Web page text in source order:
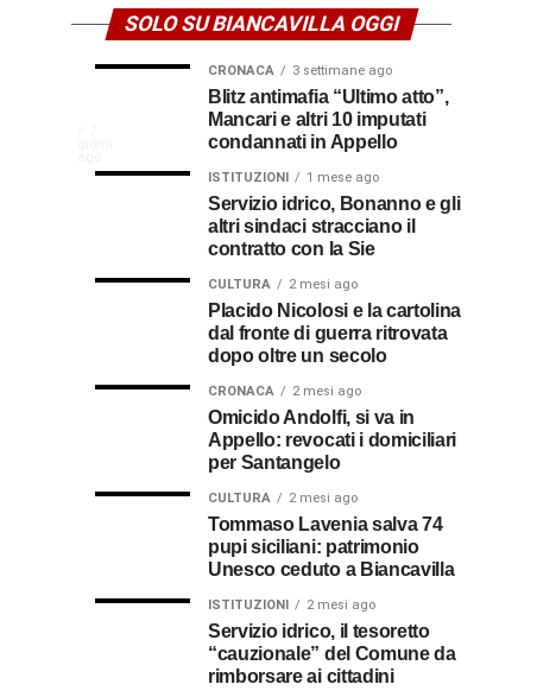
SOLO SU BIANCAVILLA OGGI
Calabria
premio
al
sacerdote
Vincenzo
77
dopo
per
della
CRONACA 3 settimane ago
Blitz antimafia “Ultimo atto”,
Mancari e altri 10 imputati
condannati in Appello
ISTITUZIONI 1 mese ago
Servizio idrico, Bonanno e gli
altri sindaci stracciano il
contratto con la Sie
CULTURA 2 mesi ago
Placido Nicolosi e la cartolina
dal fronte di guerra ritrovata
dopo oltre un secolo
CRONACA 2 mesi ago
Omicido Andolfi, si va in
Appello: revocati i domiciliari
per Santangelo
CULTURA 2 mesi ago
Tommaso Lavenia salva 74
pupi siciliani: patrimonio
Unesco ceduto a Biancavilla
ISTITUZIONI 2 mesi ago
Servizio idrico, il tesoretto
“cauzionale” del Comune da
rimborsare ai cittadini